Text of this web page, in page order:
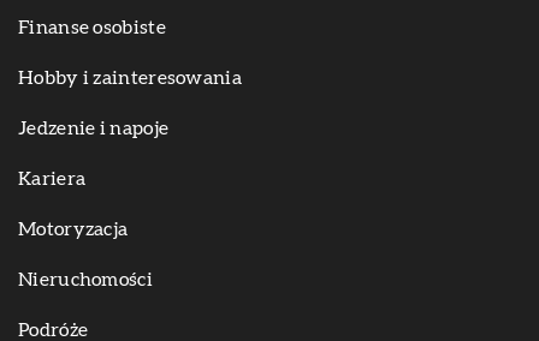
Finanse osobiste
Hobby i zainteresowania
Jedzenie i napoje
Kariera
Motoryzacja
Nieruchomości
Podróże